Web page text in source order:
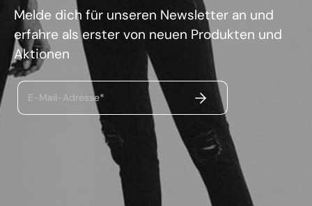
Melde dich für unseren Newsletter an und
erfahre als erster von neuen Produkten und
Aktionen
E-Mail-Adresse* ABSENDEN